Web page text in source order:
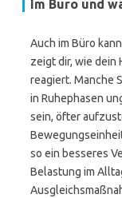
Im Büro und
Auch im Büro
zeigt dir, wie dein
reagiert. Manche
in Ruhephasen
sein, öfter
so ein besseres
Belastung im